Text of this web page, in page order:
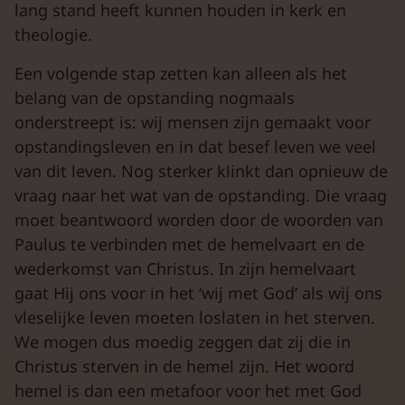
lang stand heeft kunnen houden in kerk en
theologie.
Een volgende stap zetten kan alleen als het
belang van de opstanding nogmaals
onderstreept is: wij mensen zijn gemaakt voor
opstandingsleven en in dat besef leven we veel
van dit leven. Nog sterker klinkt dan opnieuw de
vraag naar het wat van de opstanding. Die vraag
moet beantwoord worden door de woorden van
Paulus te verbinden met de hemelvaart en de
wederkomst van Christus. In zijn hemelvaart
gaat Hij ons voor in het ‘wij met God’ als wij ons
vleselijke leven moeten loslaten in het sterven.
We mogen dus moedig zeggen dat zij die in
Christus sterven in de hemel zijn. Het woord
hemel is dan een metafoor voor het met God